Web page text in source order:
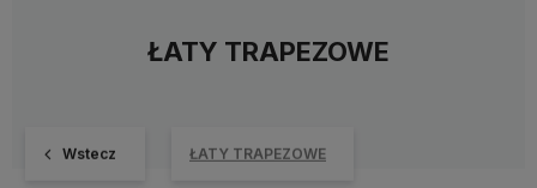
ŁATY TRAPEZOWE
Wstecz ŁATY TRAPEZOWE